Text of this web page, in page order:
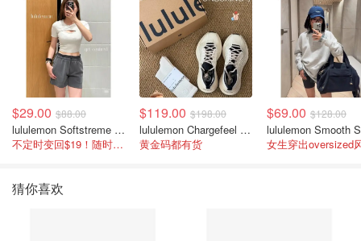
$29.00 $88.00
lululemon Softstreme 女士高腰短裤 10cm
不定时变回$19！随时点进来看
$119.00 $198.00
lululemon Chargefeel 3 男士运动鞋
黄金码都有货
$69.00 $128.00
女生穿出oversized
猜你喜欢